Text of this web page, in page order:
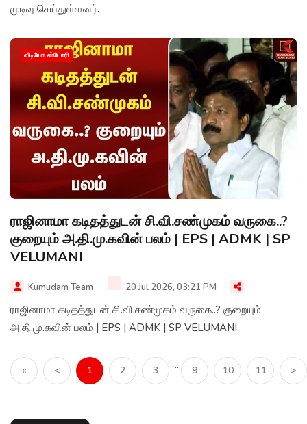
முடிவு செய்துள்ளனர்.
வீடியோ ஸ்டோரி
ராஜினாமா கடிதத்துடன் சி.வி.சண்முகம் வருகை..?
குறையும் அ.தி.மு.கவின் பலம் | EPS | ADMK | SP
VELUMANI
Kumudam Team 20 Jul 2026, 03:21 PM
ராஜினாமா கடிதத்துடன் சி.வி.சண்முகம் வருகை..? குறையும்
அ.தி.மு.கவின் பலம் | EPS | ADMK | SP VELUMANI
« < 1 2 3 ... 9 10 11 >